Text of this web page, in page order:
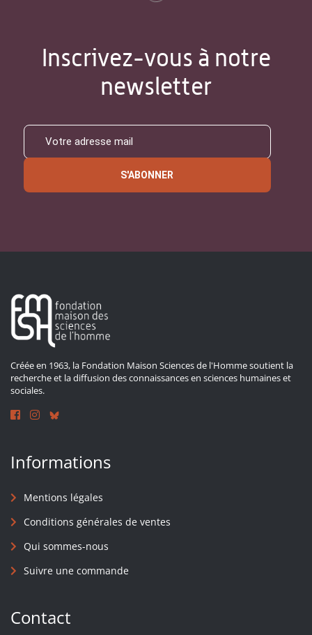
Inscrivez-vous à notre
newsletter
S'ABONNER
Créée en 1963, la Fondation Maison Sciences de l'Homme soutient la
recherche et la diffusion des connaissances en sciences humaines et
sociales.
Informations
Mentions légales
Conditions générales de ventes
Qui sommes-nous
Suivre une commande
Contact